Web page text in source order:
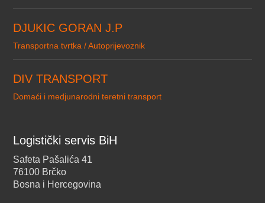
DJUKIC GORAN J.P
Transportna tvrtka / Autoprijevoznik
DIV TRANSPORT
Domaći i medjunarodni teretni transport
Logistički servis BiH
Safeta Pašalića 41
76100 Brčko
Bosna i Hercegovina